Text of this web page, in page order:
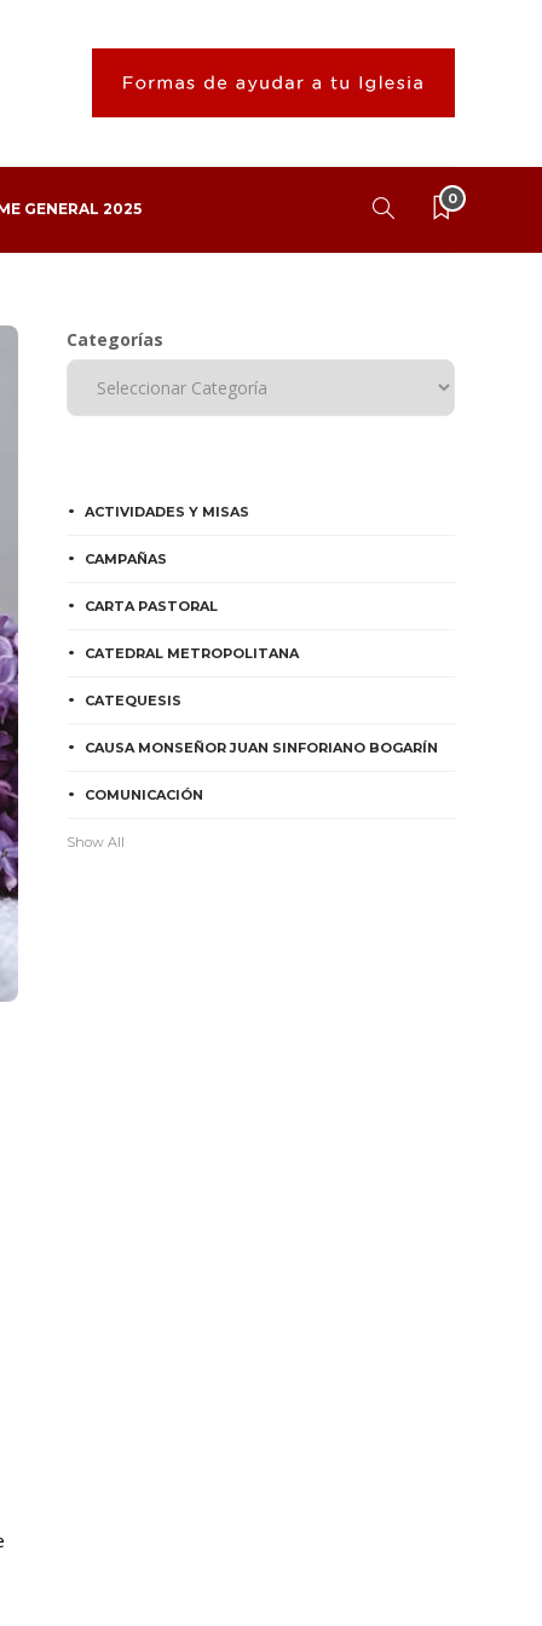
GENERAL 2025
0
Categorías
ACTIVIDADES Y MISAS
CAMPAÑAS
CARTA PASTORAL
CATEDRAL METROPOLITANA
CATEQUESIS
CAUSA MONSEÑOR JUAN SINFORIANO BOGARÍN
COMUNICACIÓN
Show All